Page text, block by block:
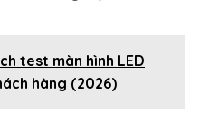
test màn hình LED
hàng (2026)